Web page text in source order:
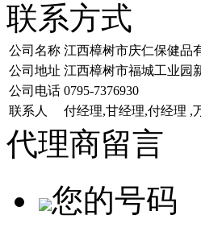
联系方式
公司名称 江西樟树市庆仁保健品
公司地址 江西樟树市福城工业园
公司电话 0795-7376930
联系人
付经理,甘经理,付经理 ,
代理商留言
您的号码